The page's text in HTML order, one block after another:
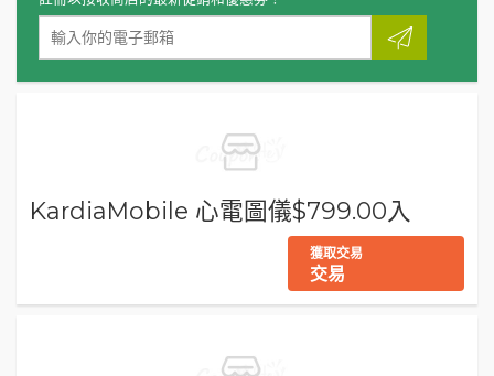
KardiaMobile 心電圖儀$799.00入
獲取交易
交易